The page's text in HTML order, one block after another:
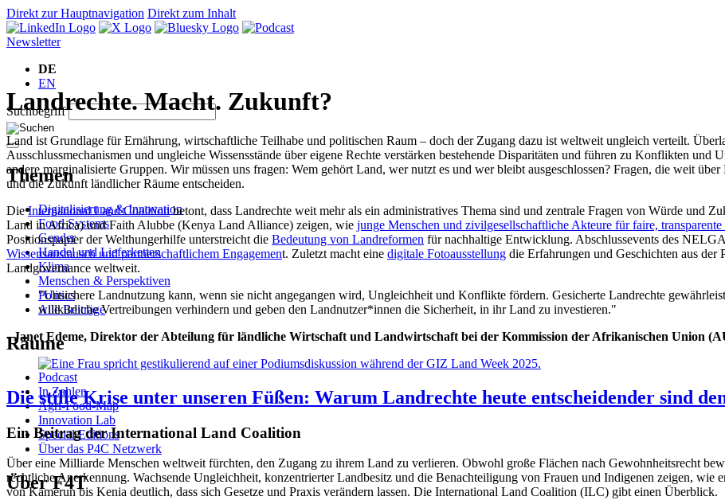
Direkt zur Hauptnavigation Direkt zum Inhalt
Newsletter
DE
EN
Suchbegriff
Themen
Digitalisierung & Innovation
Food Systems
Gender
Handel und Lieferketten
Klima
Menschen & Perspektiven
Politics
Alle Beiträge
Räume
Podcast
In Zahlen
Agri-Food-Map
Innovation Lab
Special Editions
Über das P4C Netzwerk
Über F4T
Landrechte. Macht. Zukunft?
Land ist Grundlage für Ernährung, wirtschaftliche Teilhabe und politischen Raum – doch der Zugang dazu ist weltweit ungleich verteilt.
Ausschlussmechanismen und ungleiche Wissensstände über eigene Rechte verstärken bestehende Disparitäten und führen zu Konflikten und
andere marginalisierte Gruppen. Wir müssen uns fragen: Wem gehört Land, wer nutzt es und wer bleibt ausgeschlossen? Fragen, die weit
und die Zukunft ländlicher Räume entscheiden.
DieInternational Land Coalitionbetont, dass Landrechte weit mehr als ein administratives Thema sind und zentrale Fragen von Würde und
Land in Africa) und Faith Alubbe (Kenya Land Alliance) zeigen, wie junge Menschen und zivilgesellschaftliche Akteure für faire,
Positionspapier der Welthungerhilfe unterstreicht die Bedeutung von Landreformen für nachhaltige Entwicklung. Abschlussevents des
Wissensaustausch und partnerschaftlichem Engagement. Zuletzt macht eine digitale Fotoausstellung die Erfahrungen und Geschichten aus
Landgovernance weltweit.
"Unsichere Landnutzung kann, wenn sie nicht angegangen wird, Ungleichheit und Konflikte fördern. Gesicherte Landrechte
willkürliche Vertreibungen verhindern und geben den Landnutzer*innen die Sicherheit, in ihr Land zu investieren."
- Janet Edeme, Direktor der Abteilung für ländliche Wirtschaft und Landwirtschaft bei der Kommission der Afrikanischen Union
Die stille Krise unter unseren Füßen: Warum Landrechte heute entscheidender sind
Ein Beitrag der International Land Coalition
Über eine Milliarde Menschen weltweit fürchten, den Zugang zu ihrem Land zu verlieren. Obwohl große Flächen nach Gewohnheitsrecht
rechtliche Anerkennung. Wachsende Ungleichheit, konzentrierter Landbesitz und die Benachteiligung von Frauen und Indigenen zeigen,
von Kamerun bis Kenia deutlich, dass sich Gesetze und Praxis verändern lassen. Die International Land Coalition (ILC) gibt einen Überblick.